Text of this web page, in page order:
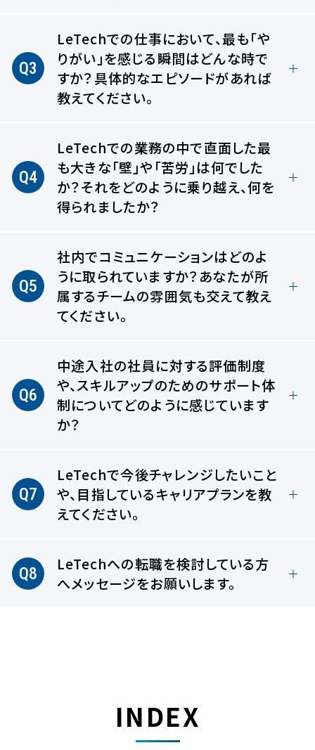
Q3
LeTechでの仕事において、最も「や
りがい」を感じる瞬間はどんな時で
すか？具体的なエピソードがあれば
教えてください。
Q4
LeTechでの業務の中で直面した最
も大きな「壁」や「苦労」は何でした
か？それをどのように乗り越え、何を
得られましたか？
Q5
社内でコミュニケーションはどのよ
うに取られていますか？ あなたが所
属するチームの雰囲気も交えて教え
てください。
Q6
中途入社の社員に対する評価制度
や、スキルアップのためのサポート体
制についてどのように感じています
か？
Q7
LeTechで今後チャレンジしたいこと
や、目指しているキャリアプランを教
えてください。
Q8
LeTechへの転職を検討している方
へメッセージをお願いします。
INDEX